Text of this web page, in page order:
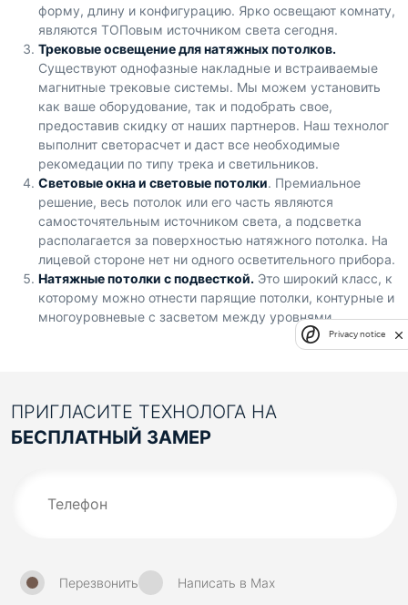
форму, длину и конфигурацию. Ярко освещают комнату,
являются ТОПовым источником света сегодня.
Трековые освещение для натяжных потолков.
Существуют однофазные накладные и встраиваемые
магнитные трековые системы. Мы можем установить
как ваше оборудование, так и подобрать свое,
предоставив скидку от наших партнеров. Наш технолог
выполнит светорасчет и даст все необходимые
рекомедации по типу трека и светильников.
Световые окна и световые потолки. Премиальное
решение, весь потолок или его часть являются
самосточятельным источником света, а подсветка
располагается за поверхностью натяжного потолка. На
лицевой стороне нет ни одного осветительного прибора.
Натяжные потолки с подвесткой. Это широкий класс, к
которому можно отнести парящие потолки, контурные и
многоуровневые с засветом между уровнями.
ПРИГЛАСИТЕ ТЕХНОЛОГА НА
БЕСПЛАТНЫЙ ЗАМЕР
Перезвонить Написать в Max
Privacy notice